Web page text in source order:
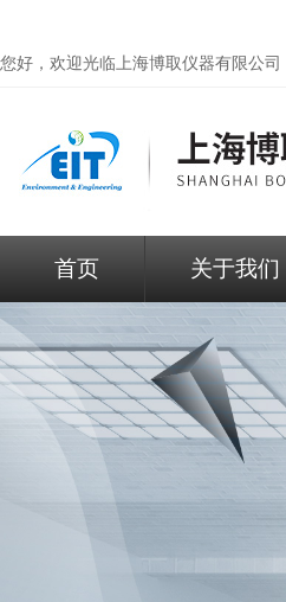
您好，欢迎光临上海博取仪器有限公司
首页 关于我们